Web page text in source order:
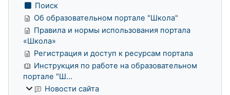
Поиск
Об образовательном портале "Школа"
Правила и нормы использования портала
«Школа»
Регистрация и доступ к ресурсам портала
Инструкция по работе на образовательном
портале "Ш...
Новости сайта